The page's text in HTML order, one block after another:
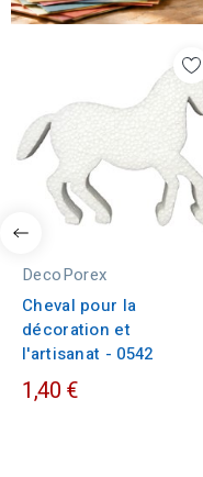
DecoPorex
Cheval pour la
décoration et
l'artisanat - 0542
1,40 €